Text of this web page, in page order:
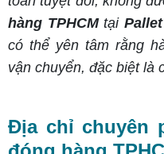
hàng TPHCMtại
có thể yên tâm rằng
vận chuyển, đặc biệt là
Địa chỉ chuyên